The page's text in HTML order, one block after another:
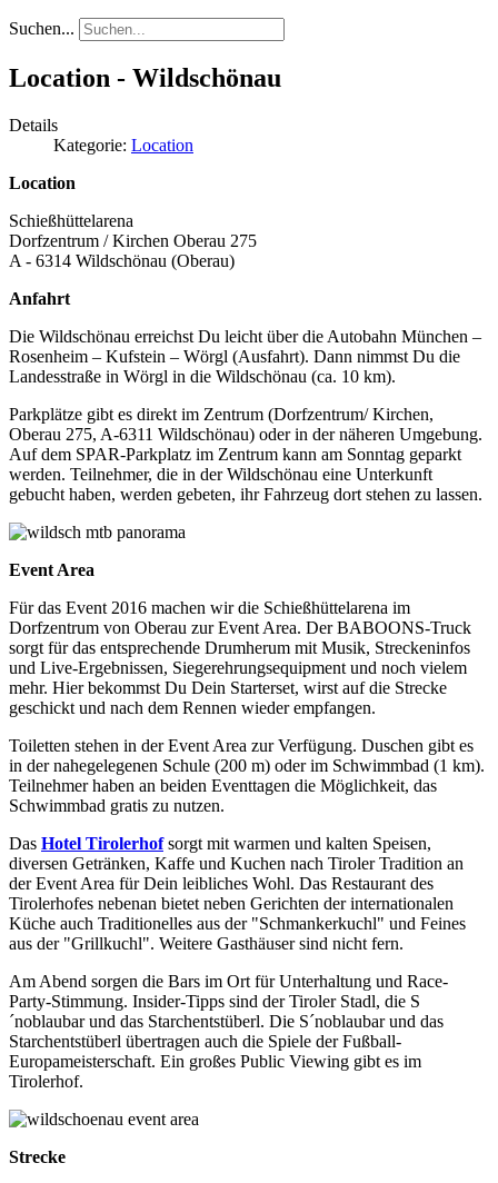
Suchen...
Location - Wildschönau
Details
Kategorie: Location
Location
Schießhüttelarena
Dorfzentrum / Kirchen Oberau 275
A - 6314 Wildschönau (Oberau)
Anfahrt
Die Wildschönau erreichst Du leicht über die Autobahn München –
Rosenheim – Kufstein – Wörgl (Ausfahrt). Dann nimmst Du die
Landesstraße in Wörgl in die Wildschönau (ca. 10 km).
Parkplätze gibt es direkt im Zentrum (Dorfzentrum/ Kirchen,
Oberau 275, A-6311 Wildschönau) oder in der näheren Umgebung.
Auf dem SPAR-Parkplatz im Zentrum kann am Sonntag geparkt
werden. Teilnehmer, die in der Wildschönau eine Unterkunft
gebucht haben, werden gebeten, ihr Fahrzeug dort stehen zu lassen.
Event Area
Für das Event 2016 machen wir die Schießhüttelarena im
Dorfzentrum von Oberau zur Event Area. Der BABOONS-Truck
sorgt für das entsprechende Drumherum mit Musik, Streckeninfos
und Live-Ergebnissen, Siegerehrungsequipment und noch vielem
mehr. Hier bekommst Du Dein Starterset, wirst auf die Strecke
geschickt und nach dem Rennen wieder empfangen.
Toiletten stehen in der Event Area zur Verfügung. Duschen gibt es
in der nahegelegenen Schule (200 m) oder im Schwimmbad (1 km).
Teilnehmer haben an beiden Eventtagen die Möglichkeit, das
Schwimmbad gratis zu nutzen.
Das Hotel Tirolerhofsorgt mit warmen und kalten Speisen,
diversen Getränken, Kaffe und Kuchen nach Tiroler Tradition an
der Event Area für Dein leibliches Wohl. Das Restaurant des
Tirolerhofes nebenan bietet neben Gerichten der internationalen
Küche auch Traditionelles aus der "Schmankerkuchl" und Feines
aus der "Grillkuchl". Weitere Gasthäuser sind nicht fern.
Am Abend sorgen die Bars im Ort für Unterhaltung und Race-
Party-Stimmung. Insider-Tipps sind der Tiroler Stadl, die S
´noblaubar und das Starchentstüberl. Die S´noblaubar und das
Starchentstüberl übertragen auch die Spiele der Fußball-
Europameisterschaft. Ein großes Public Viewing gibt es im
Tirolerhof.
Strecke